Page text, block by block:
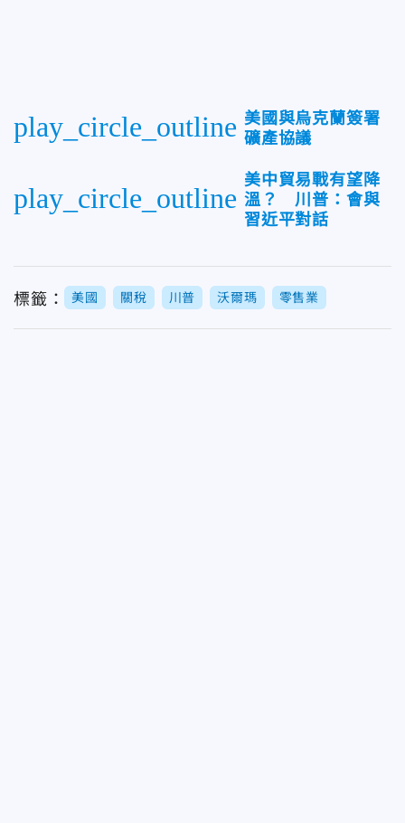
play_circle_outline 美國與烏克蘭簽署
礦產協議
play_circle_outline
美中貿易戰有望降
溫？ 川普：會與
習近平對話
標籤： 美國 關稅 川普 沃爾瑪 零售業